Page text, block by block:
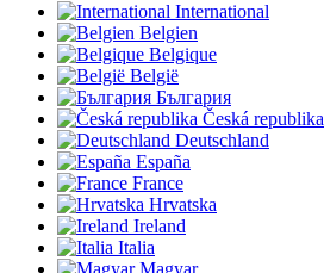
International
Belgien
Belgique
België
България
Česká republika
Deutschland
España
France
Hrvatska
Ireland
Italia